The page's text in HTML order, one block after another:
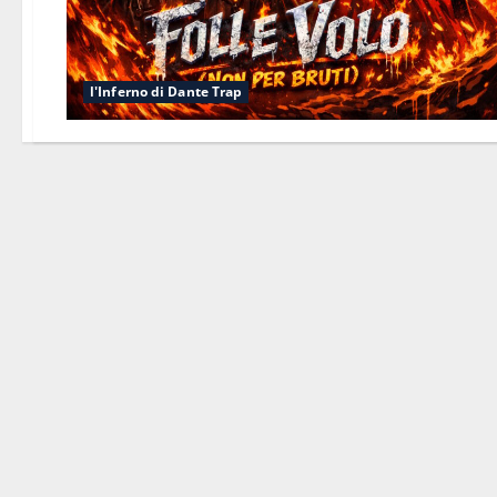
l'Inferno di Dante Trap